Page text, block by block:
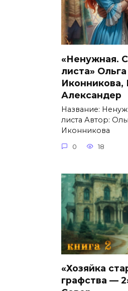
«Ненужная.
листа» Ольга
Иконникова,
Александер
Название:
листа Автор:
Иконникова
0 18
«Хозяйка
графства —